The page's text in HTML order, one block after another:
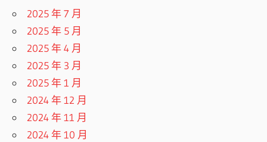
2025 年 7 月
2025 年 5 月
2025 年 4 月
2025 年 3 月
2025 年 1 月
2024 年 12 月
2024 年 11 月
2024 年 10 月